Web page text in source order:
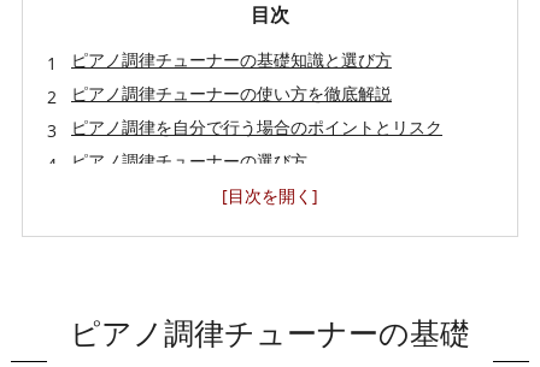
目次
ピアノ調律チューナーの基礎知識と選び方
ピアノ調律チューナーの使い方を徹底解説
ピアノ調律を自分で行う場合のポイントとリスク
ピアノ調律チューナーの選び方
ピアノ調律チューナーに関するよくある質問と最新情報
ピアノ調律チューナーの基礎